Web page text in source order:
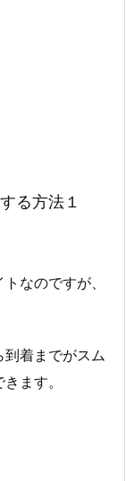
する方法１
なのですが、
着までがスム
ます。